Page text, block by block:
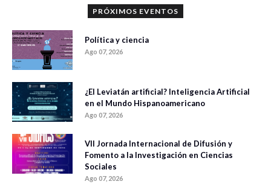
PRÓXIMOS EVENTOS
Política y ciencia
Ago 07, 2026
¿El Leviatán artificial? Inteligencia Artificial
en el Mundo Hispanoamericano
Ago 07, 2026
VII Jornada Internacional de Difusión y
Fomento a la Investigación en Ciencias
Sociales
Ago 07, 2026